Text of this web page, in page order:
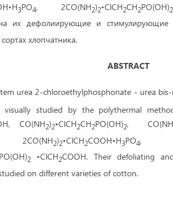
3PO4, 2CO(NH2)2•ClCH2CH2PO(OH)2
их дефолиирующие и стимулирующие
хлопчатника.
ABSTRACT
urea 2-chloroethylphosphonate - urea
studied by the polythermal
CO(NH2)2•ClCH2CH2PO(OH)2, CO(NH
2)2•ClCH2COOH•H3PO4,
PO(OH)2 •ClCH2COOH. Their defoliating
on different varieties of cotton.